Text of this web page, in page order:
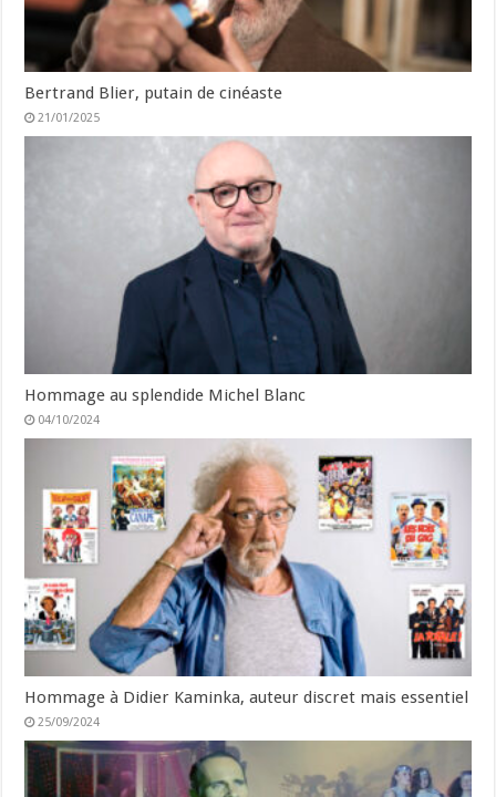
Bertrand Blier, putain de cinéaste
21/01/2025
Hommage au splendide Michel Blanc
04/10/2024
Hommage à Didier Kaminka, auteur discret mais essentiel
25/09/2024